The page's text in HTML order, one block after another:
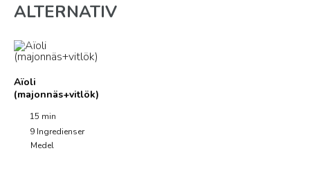
ALTERNATIV
Aïoli
(majonnäs+vitlök)
15 min
9 Ingredienser
Medel